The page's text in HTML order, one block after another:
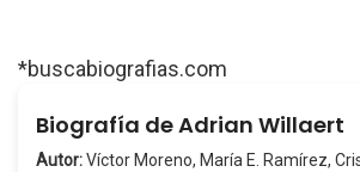
*buscabiografias.com
Biografía de Adrian Willaert
Autor:Víctor Moreno, María E. Ramírez,